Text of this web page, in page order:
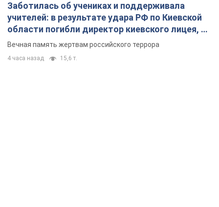
Заботилась об учениках и поддерживала
учителей: в результате удара РФ по Киевской
области погибли директор киевского лицея, её
муж и внук
Вечная память жертвам российского террора
4 часа назад 15,6 т.